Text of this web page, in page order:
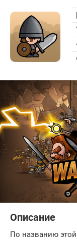
Описание
По названию